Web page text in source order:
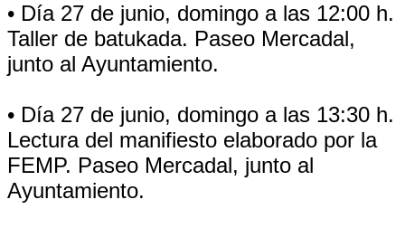
• Día 27 de junio, domingo a las 12:00 h.
Taller de batukada. Paseo Mercadal,
junto al Ayuntamiento.
• Día 27 de junio, domingo a las 13:30 h.
Lectura del manifiesto elaborado por la
FEMP. Paseo Mercadal, junto al
Ayuntamiento.